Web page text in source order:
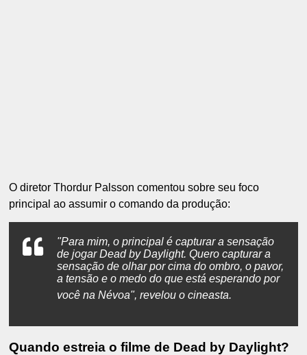
O diretor Thordur Palsson comentou sobre seu foco
principal ao assumir o comando da produção:
"Para mim, o principal é capturar a sensação
de jogar Dead by Daylight.Quero capturar a
sensação de olhar por cima do ombro, o pavor,
a tensão e o medo do que está esperando por
você na Névoa", revelou o cineasta.
Quando estreia o filme de Dead by Daylight?